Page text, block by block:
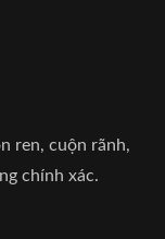
ren, cuộn rãnh,
chính xác.